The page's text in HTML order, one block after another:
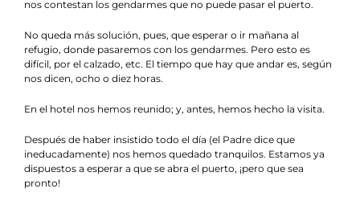
nos contestan los gendarmes que no puede pasar el puerto.
No queda más solución, pues, que esperar o ir mañana al
refugio, donde pasaremos con los gendarmes. Pero esto es
difícil, por el calzado, etc. El tiempo que hay que andar es, según
nos dicen, ocho o diez horas.
En el hotel nos hemos reunido; y, antes, hemos hecho la visita.
Después de haber insistido todo el día (el Padre dice que
ineducadamente) nos hemos quedado tranquilos. Estamos ya
dispuestos a esperar a que se abra el puerto, ¡pero que sea
pronto!